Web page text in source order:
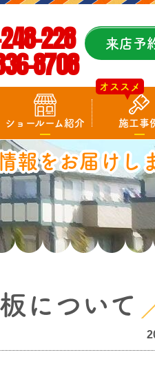
228
8708
来店予
ショールーム紹介 施工事
オススメ
報をお届けし
について